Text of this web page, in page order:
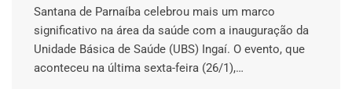
Santana de Parnaíba celebrou mais um marco
significativo na área da saúde com a inauguração da
Unidade Básica de Saúde (UBS) Ingaí. O evento, que
aconteceu na última sexta-feira (26/1),…